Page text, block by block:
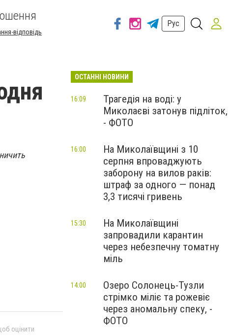
відповідь
Рус
оцінити
ОСТАННІ НОВИНИ
Трагедія на воді: у
Миколаєві затонув підліток,
- ФОТО
16:09
На Миколаївщині з 10
серпня впроваджують
заборону на вилов раків:
штраф за одного — понад
3,3 тисячі гривень
16:00
На Миколаївщині
запровадили карантин
через небезпечну томатну
міль
15:30
Озеро Солонець-Тузли
стрімко міліє та рожевіє
через аномальну спеку, -
ФОТО
14:00